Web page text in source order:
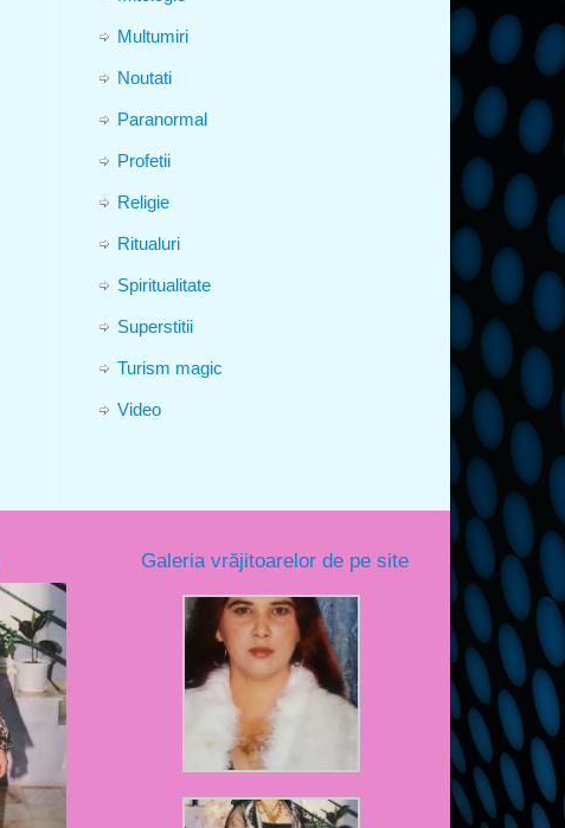
Multumiri
Noutati
Paranormal
Profetii
Religie
Ritualuri
Spiritualitate
Superstitii
Turism magic
Video
Galeria vrăjitoarelor de pe site